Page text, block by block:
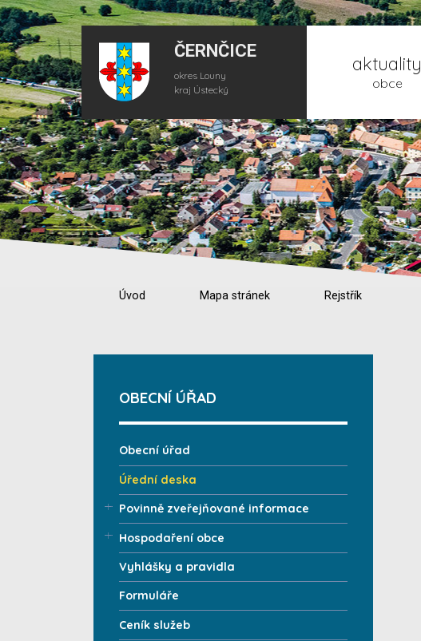
ČERNČICE
okres Louny
kraj Ústecký
aktuality
obce
Úvod Mapa stránek Rejstřík
OBECNÍ ÚŘAD
Obecní úřad
Úřední deska
Povinně zveřejňované informace
Hospodaření obce
Vyhlášky a pravidla
Formuláře
Ceník služeb